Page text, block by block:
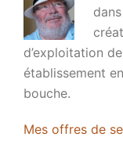
d’exploitation
établissement
bouche.
Mes offres de